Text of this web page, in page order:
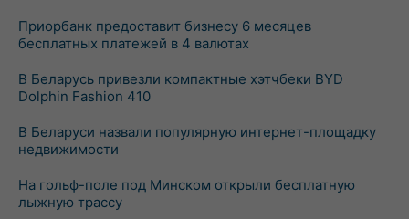
Приорбанк предоставит бизнесу 6 месяцев
бесплатных платежей в 4 валютах
В Беларусь привезли компактные хэтчбеки BYD
Dolphin Fashion 410
В Беларуси назвали популярную интернет-площадку
недвижимости
На гольф-поле под Минском открыли бесплатную
лыжную трассу